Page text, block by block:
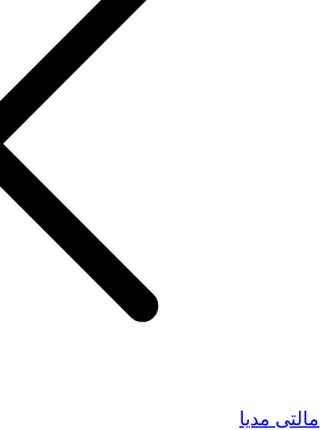
مالتی مدیا